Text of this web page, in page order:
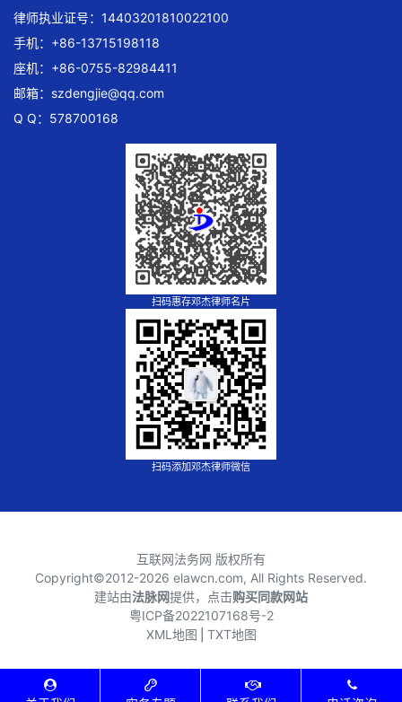
律师执业证号：14403201810022100
手机：+86-13715198118
座机：+86-0755-82984411
邮箱： szdengjie@qq.com
Q Q：578700168
扫码惠存邓杰律师名片
扫码添加邓杰律师微信
互联网法务网 版权所有
Copyright©2012-2026 elawcn.com, All Rights Reserved.
建站由法脉网提供，点击购买同款网站
粤ICP备2022107168号-2
XML地图 TXT地图